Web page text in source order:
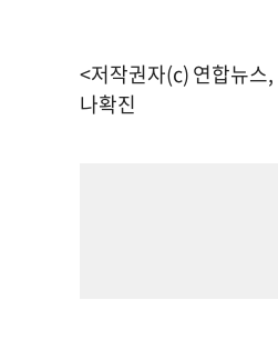
<저작권자(c) 연합뉴스
나확진